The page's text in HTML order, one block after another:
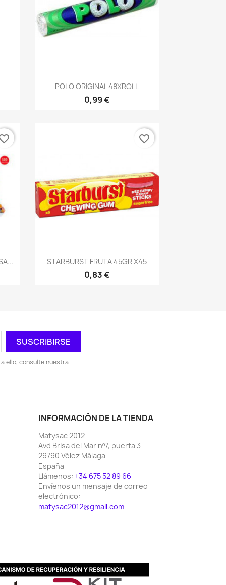
Vista rápida
POLO ORIGINAL 48XROLL
0,99 €
Vista rápida
STARBURST FRUTA 45GR X45
0,83 €
favorite_border
ello, consulte nuestra
INFORMACIÓN DE LA TIENDA
Matysac 2012
Avd Brisa del Mar nº7, puerta 3
29790 Vélez Málaga
España
Llámenos: +34 675 52 89 66
Envíenos un mensaje de correo
electrónico:
matysac2012@gmail.com